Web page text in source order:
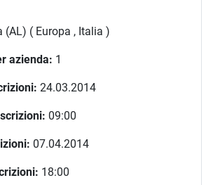
(AL) ( Europa , Italia )
azienda: 1
24.03.2014
09:00
07.04.2014
18:00